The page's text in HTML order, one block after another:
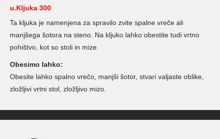
u.Kljuka 300
Ta kljuka je namenjena za spravilo zvite spalne vreče ali
manjšega šotora na steno. Na kljuko lahko obestite tudi vrtno
pohištvo, kot so stoli in mize.
Obesimo lahko:
Obesite lahko spalno vrečo, manjši šotor, stvari valjaste oblike,
zložljivi vrtni stol, zložljivo mizo.